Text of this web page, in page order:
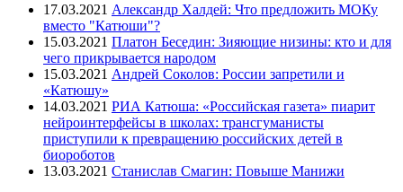
17.03.2021 Александр Халдей: Что предложить МОКу
вместо "Катюши"?
15.03.2021 Платон Беседин: Зияющие низины: кто и для
чего прикрывается народом
15.03.2021 Андрей Соколов: России запретили и
«Катюшу»
14.03.2021 РИА Катюша: «Российская газета» пиарит
нейроинтерфейсы в школах: трансгуманисты
приступили к превращению российских детей в
биороботов
13.03.2021 Станислав Смагин: Повыше Манижи